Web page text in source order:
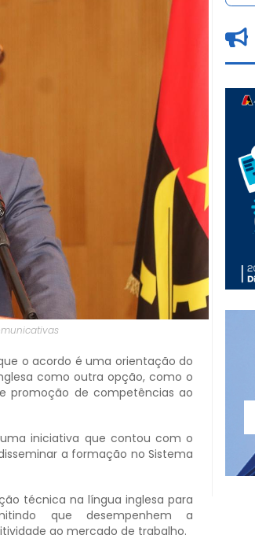
o acordo é uma orientação do
como outra opção, como o
promoção de competências ao
uma iniciativa que contou com o
a formação no Sistema
técnica na língua inglesa para
que desempenhem a
ao mercado de trabalho.